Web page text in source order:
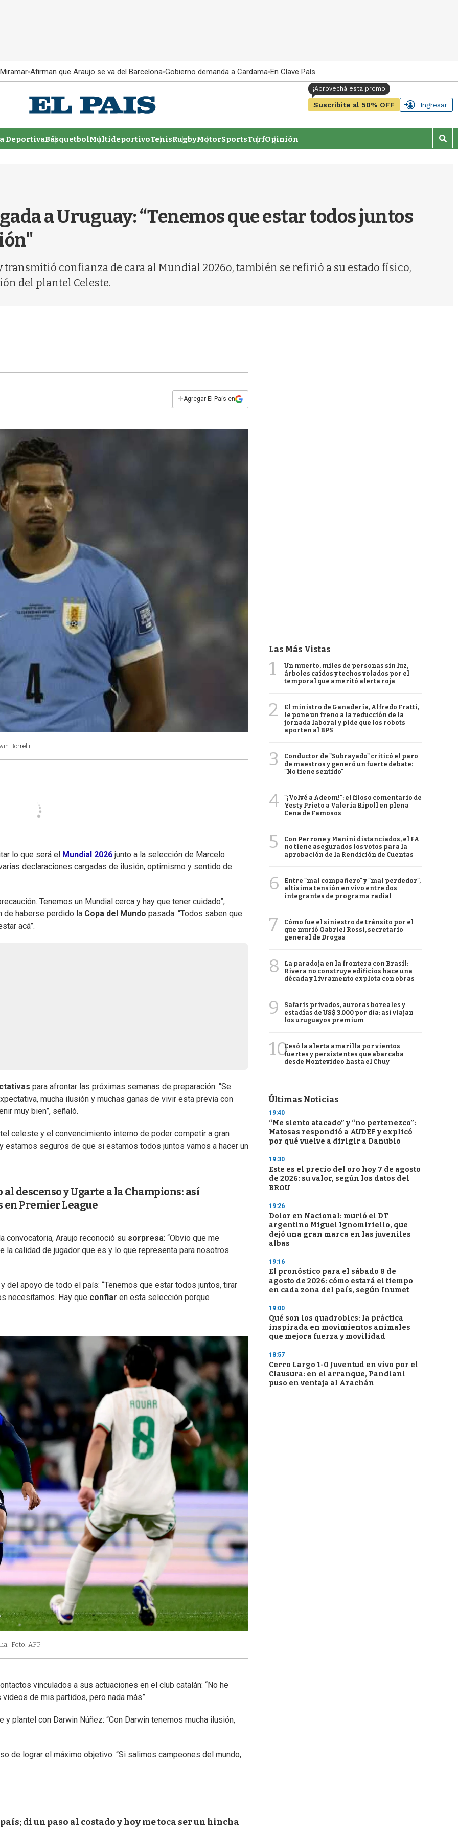
Afirman que Araujo se va del Barcelona Gobierno demanda a Cardama En Clave País
Suscribite al 50% OFF Ingresar
DeportivaBásquetbolMultideportivoTenisRugbyMotorSportsTurfOpinión
M
o
a Uruguay: “Tenemos que estar todos juntos
confianza de cara al Mundial 2026o, también se refirió a su estado físico,
del plantel Celeste.
+Agregar El País en
Borrelli.
lo que será el Mundial 2026 junto a la selección de Marcelo
declaraciones cargadas de ilusión, optimismo y sentido de
Tenemos un Mundial cerca y hay que tener cuidado”,
de haberse perdido la Copa del Mundo pasada: “Todos saben que
acá”.
para afrontar las próximas semanas de preparación. “Se
mucha ilusión y muchas ganas de vivir esta previa con
muy bien”, señaló.
celeste y el convencimiento interno de poder competir a gran
estamos seguros de que si estamos todos juntos vamos a hacer un
descenso y Ugarte a la Champions: así
Premier League
convocatoria, Araujo reconoció su sorpresa: “Obvio que me
la calidad de jugador que es y lo que representa para nosotros
del apoyo de todo el país: “Tenemos que estar todos juntos, tirar
necesitamos. Hay que confiar en esta selección porque
Foto: AFP.
vinculados a sus actuaciones en el club catalán: “No he
de mis partidos, pero nada más”.
plantel con Darwin Núñez: “Con Darwin tenemos mucha ilusión,
de lograr el máximo objetivo: “Si salimos campeones del mundo,
di un paso al costado y hoy me toca ser un hincha
Las Más Vistas
1
Un muerto, miles de personas sin luz,
árboles caídos y techos volados por el
temporal que ameritó alerta roja
2
El ministro de Ganadería, Alfredo Fratti,
le pone un freno a la reducción de la
jornada laboral y pide que los robots
aporten al BPS
3
Conductor de "Subrayado" criticó el paro
de maestros y generó un fuerte debate:
"No tiene sentido"
4
"¡Volvé a Adeom!": el filoso comentario de
Yesty Prieto a Valeria Ripoll en plena
Cena de Famosos
5
Con Perrone y Manini distanciados, el FA
no tiene asegurados los votos para la
aprobación de la Rendición de Cuentas
6
Entre "mal compañero" y "mal perdedor",
altísima tensión en vivo entre dos
integrantes de programa radial
7
Cómo fue el siniestro de tránsito por el
que murió Gabriel Rossi, secretario
general de Drogas
8
La paradoja en la frontera con Brasil:
Rivera no construye edificios hace una
década y Livramento explota con obras
9
Safaris privados, auroras boreales y
estadías de US$ 3.000 por día: así viajan
los uruguayos premium
10Cesó la alerta amarilla por vientos
fuertes y persistentes que abarcaba
desde Montevideo hasta el Chuy
Últimas Noticias
19:40
“Me siento atacado” y “no pertenezco”:
Matosas respondió a AUDEF y explicó
por qué vuelve a dirigir a Danubio
19:30
Este es el precio del oro hoy 7 de agosto
de 2026: su valor, según los datos del
BROU
19:26
Dolor en Nacional: murió el DT
argentino Miguel Ignomiriello, que
dejó una gran marca en las juveniles
albas
19:16
El pronóstico para el sábado 8 de
agosto de 2026: cómo estará el tiempo
en cada zona del país, según Inumet
19:00
Qué son los quadrobics: la práctica
inspirada en movimientos animales
que mejora fuerza y movilidad
18:57
Cerro Largo 1-0 Juventud en vivo por el
Clausura: en el arranque, Pandiani
puso en ventaja al Arachán